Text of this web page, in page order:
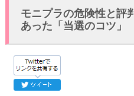
モニプラの危険性と評
あった「当選のコツ」